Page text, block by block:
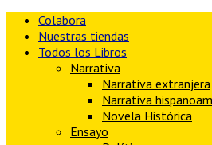
Colabora
Nuestras tiendas
Todos los Libros
Narrativa
Narrativa extranjera
Narrativa
Novela Histórica
Ensayo